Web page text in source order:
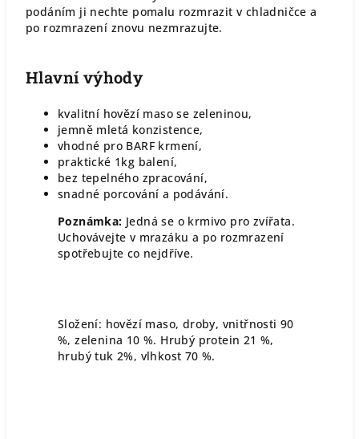
podáním ji nechte pomalu rozmrazit v chladničce a
po rozmrazení znovu nezmrazujte.
Hlavní výhody
kvalitní hovězí maso se zeleninou,
jemně mletá konzistence,
vhodné pro BARF krmení,
praktické 1kg balení,
bez tepelného zpracování,
snadné porcování a podávání.
Poznámka: Jedná se o krmivo pro zvířata.
Uchovávejte v mrazáku a po rozmrazení
spotřebujte co nejdříve.
Složení: hovězí maso, droby, vnitřnosti 90
%, zelenina 10 %. Hrubý protein 21 %,
hrubý tuk 2%, vlhkost 70 %.